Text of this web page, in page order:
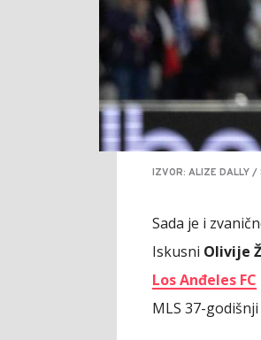
IZVOR: ALIZE DALLY /
Sada je i
Iskusni Olivije
Los Anđeles FC
MLS 37-